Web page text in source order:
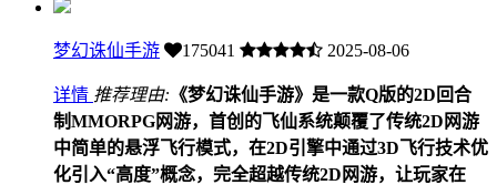
梦幻诛仙手游 175041 2025-08-06
详情 推荐理由: 《梦幻诛仙手游》是一款Q版的2D回合
制MMORPG网游，首创的飞仙系统颠覆了传统2D网游
中简单的悬浮飞行模式，在2D引擎中通过3D飞行技术优
化引入“高度”概念，完全超越传统2D网游，让玩家在